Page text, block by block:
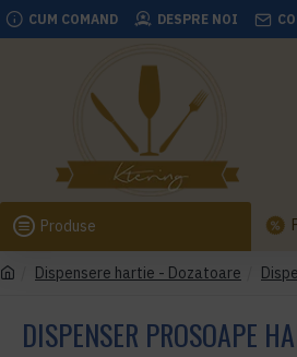
CUM COMAND DESPRE NOI
Produse
Dispensere hartie - Dozatoare
DISPENSER PROSOAPE